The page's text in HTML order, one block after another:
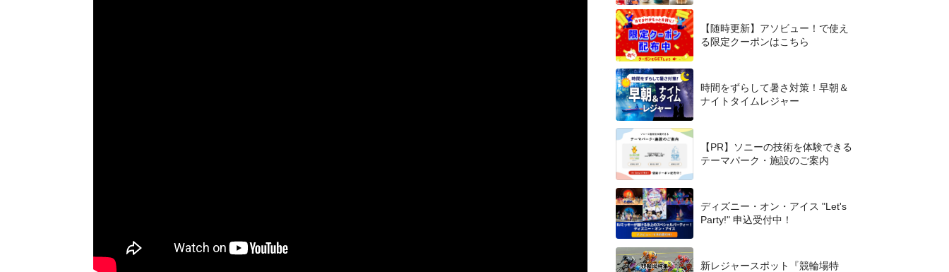
【随時更新】アソビュー！で使え
る限定クーポンはこちら
時間をずらして暑さ対策！早朝＆
ナイトタイムレジャー
【PR】ソニーの技術を体験できる
テーマパーク・施設のご案内
ディズニー・オン・アイス "Let's
Party!" 申込受付中！
新レジャースポット『競輪場特